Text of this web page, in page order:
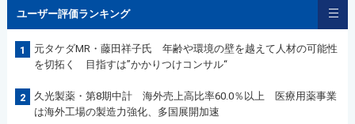
ユーザー評価ランキング
1
元タケダMR・藤田祥子氏 年齢や環境の壁を越えて人材の可能性
を切拓く 目指すは”かかりつけコンサル“
2
久光製薬・第8期中計 海外売上高比率60.0％以上 医療用薬事業
は海外工場の製造力強化、多国展開加速